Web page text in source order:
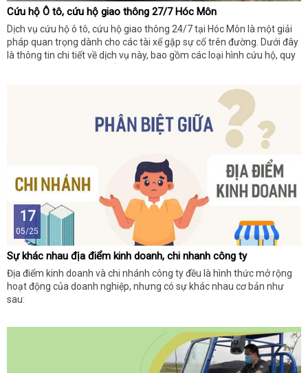
Cứu hộ Ô tô, cứu hộ giao thông 27/7 Hóc Môn
Dịch vụ cứu hộ ô tô, cứu hộ giao thông 24/7 tại Hóc Môn là một giải
pháp quan trọng dành cho các tài xế gặp sự cố trên đường. Dưới đây
là thông tin chi tiết về dịch vụ này, bao gồm các loại hình cứu hộ, quy
17
05/25
Sự khác nhau địa điểm kinh doanh, chi nhanh công ty
Địa điểm kinh doanh và chi nhánh công ty đều là hình thức mở rộng
hoạt động của doanh nghiệp, nhưng có sự khác nhau cơ bản như
sau: